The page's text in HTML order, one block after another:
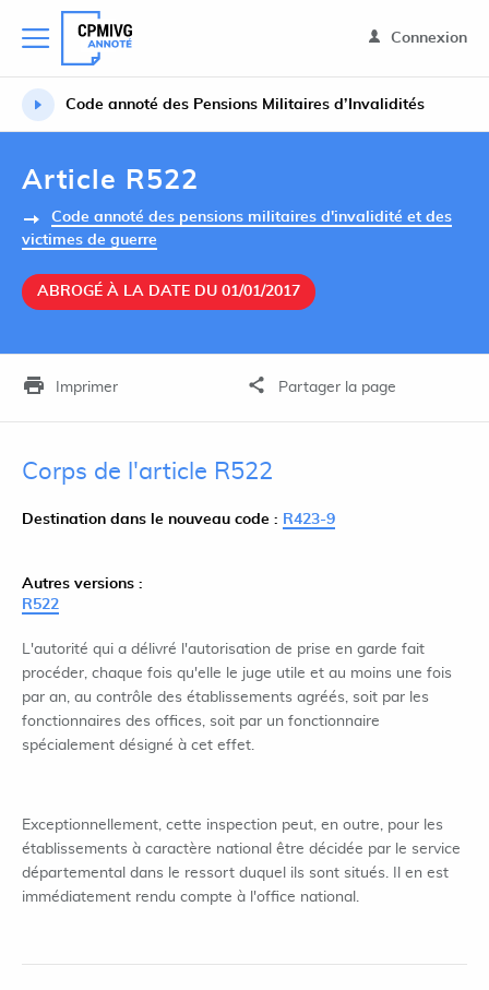
Connexion
Code annoté des Pensions Militaires d’Invalidités
Article R522
Code annoté des pensions militaires d'invalidité et des
victimes de guerre
ABROGÉ À LA DATE DU 01/01/2017
Imprimer Partager la page
Corps de l'article R522
Destination dans le nouveau code : R423-9
Autres versions :
R522
L'autorité qui a délivré l'autorisation de prise en garde fait
procéder, chaque fois qu'elle le juge utile et au moins une fois
par an, au contrôle des établissements agréés, soit par les
fonctionnaires des offices, soit par un fonctionnaire
spécialement désigné à cet effet.
Exceptionnellement, cette inspection peut, en outre, pour les
établissements à caractère national être décidée par le service
départemental dans le ressort duquel ils sont situés. Il en est
immédiatement rendu compte à l'office national.